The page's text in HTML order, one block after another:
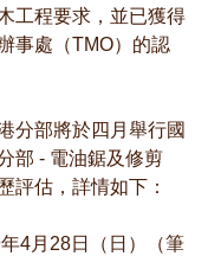
工程要求，並已獲得
事處（TMO）的認
分部將於四月舉行國
部 - 電油鋸及修剪
評估，詳情如下：
年4月28日（日）（筆